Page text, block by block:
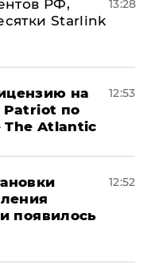
РФ,
Starlink
13:28
на
Patriot по
The Atlantic
12:53
появилось
12:52